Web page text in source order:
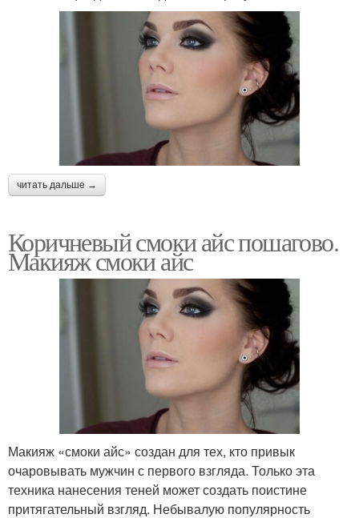
читать дальше →
Коричневый смоки айс пошагово.
Макияж смоки айс
Макияж «смоки айс» создан для тех, кто привык
очаровывать мужчин с первого взгляда. Только эта
техника нанесения теней может создать поистине
притягательный взгляд. Небывалую популярность